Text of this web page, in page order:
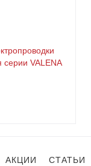
серии VALENA
АКЦИИ СТАТЬИ